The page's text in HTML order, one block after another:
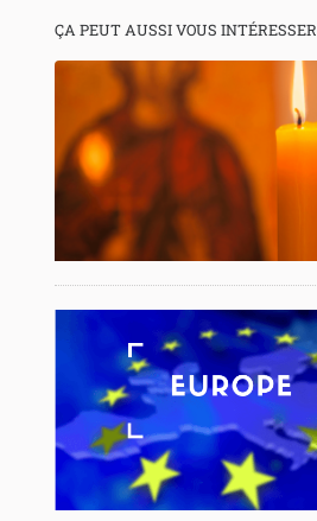
ÇA PEUT AUSSI VOUS INTÉRESSER